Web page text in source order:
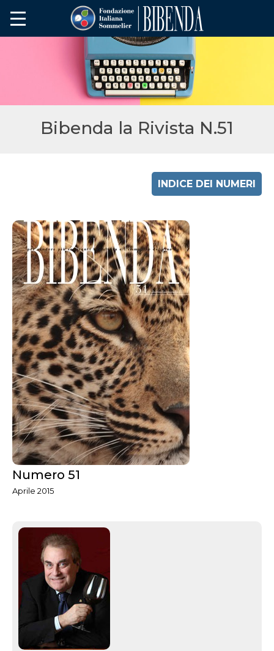
Bibenda la Rivista N.51
INDICE DEI NUMERI
Numero 51
Aprile 2015